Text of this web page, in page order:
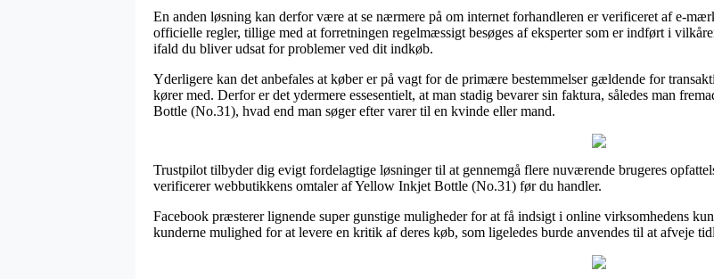
En anden løsning kan derfor være at se nærmere på om internet forhandleren er verificeret af e-
officielle regler, tillige med at forretningen regelmæssigt besøges af eksperter som er indført i
ifald du bliver udsat for problemer ved dit indkøb.
Yderligere kan det anbefales at køber er på vagt for de primære bestemmelser gældende for
kører med. Derfor er det ydermere essesentielt, at man stadig bevarer sin faktura, således man
Bottle (No.31), hvad end man søger efter varer til en kvinde eller mand.
Trustpilot tilbyder dig evigt fordelagtige løsninger til at gennemgå flere nuværende brugeres
verificerer webbutikkens omtaler af Yellow Inkjet Bottle (No.31) før du handler.
Facebook præsterer lignende super gunstige muligheder for at få indsigt i online virksomhedens
kunderne mulighed for at levere en kritik af deres køb, som ligeledes burde anvendes til at afveje